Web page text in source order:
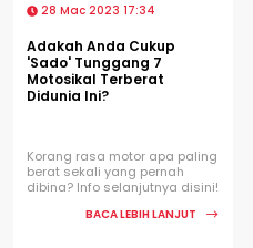
28 Mac 2023 17:34
Adakah Anda Cukup
'Sado' Tunggang 7
Motosikal Terberat
Didunia Ini?
Korang rasa motor apa paling
berat sekali yang pernah
dibina? Info selanjutnya disini!
BACA LEBIH LANJUT